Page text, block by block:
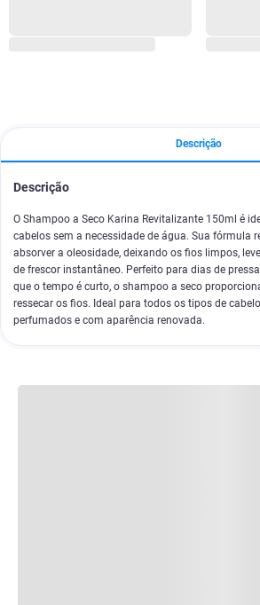
Descrição
Descrição
O Shampoo a Seco Karina Revitalizante 150ml é
cabelos sem a necessidade de água. Sua fórmula
absorver a oleosidade, deixando os fios limpos,
de frescor instantâneo. Perfeito para dias de
que o tempo é curto, o shampoo a seco
ressecar os fios. Ideal para todos os tipos de
perfumados e com aparência renovada.